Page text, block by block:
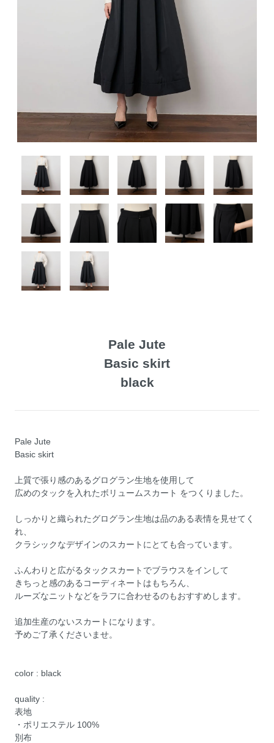
Pale Jute
Basic skirt
black
Pale Jute
Basic skirt
上質で張り感のあるグログラン生地を使用して
広めのタックを入れたボリュームスカート をつくりました。
しっかりと織られたグログラン生地は品のある表情を見せてく
れ、
クラシックなデザインのスカートにとても合っています。
ふんわりと広がるタックスカートでブラウスをインして
きちっと感のあるコーディネートはもちろん、
ルーズなニットなどをラフに合わせるのもおすすめします。
追加生産のないスカートになります。
予めご了承くださいませ。
color : black
quality :
表地
・ポリエステル 100%
別布